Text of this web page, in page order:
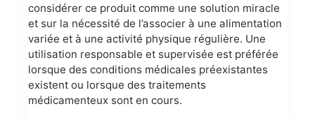
considérer ce produit comme une solution miracle
et sur la nécessité de l’associer à une alimentation
variée et à une activité physique régulière. Une
utilisation responsable et supervisée est préférée
lorsque des conditions médicales préexistantes
existent ou lorsque des traitements
médicamenteux sont en cours.